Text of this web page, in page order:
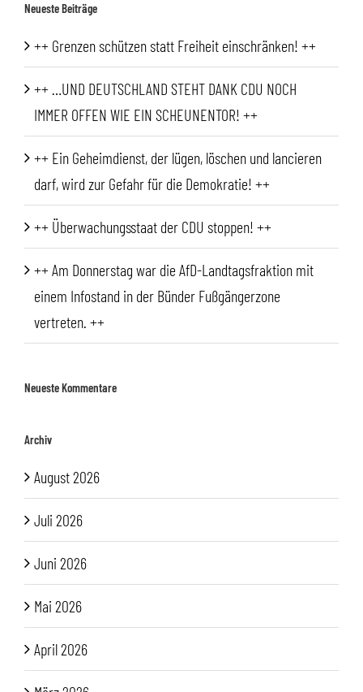
Neueste Beiträge
++ Grenzen schützen statt Freiheit einschränken! ++
++ …UND DEUTSCHLAND STEHT DANK CDU NOCH
IMMER OFFEN WIE EIN SCHEUNENTOR! ++
++ Ein Geheimdienst, der lügen, löschen und lancieren
darf, wird zur Gefahr für die Demokratie! ++
++ Überwachungsstaat der CDU stoppen! ++
++ Am Donnerstag war die AfD-Landtagsfraktion mit
einem Infostand in der Bünder Fußgängerzone
vertreten. ++
Neueste Kommentare
Archiv
August 2026
Juli 2026
Juni 2026
Mai 2026
April 2026